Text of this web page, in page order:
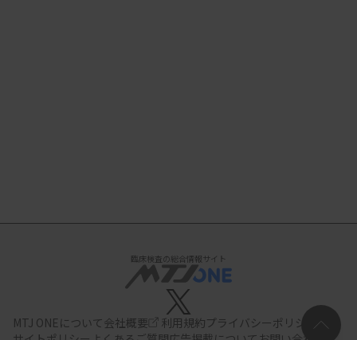
臨床検査の総合情報サイト
MTJ ONEについて会社概要 利用規約プライバシーポリシー